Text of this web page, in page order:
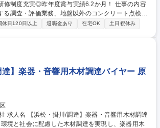
度充実◎昨年度賞与実績6.2か月！ 仕事の内容
る調査・評価業務、地盤以外のコンクリート点検業
す。具体的には、調査計画書立案・提案から協力会
モートワーク)も可能です。 ・キャリアについて：
制度がありますのでサポート充実。キャリアステッ
計や解析、営業など新たなポジションにチャレンジ
績6.2か月！
休日120日以上 退職金あり 在宅OK 土日祝休み
達】楽器・音響用木材調達バイヤー 原
達